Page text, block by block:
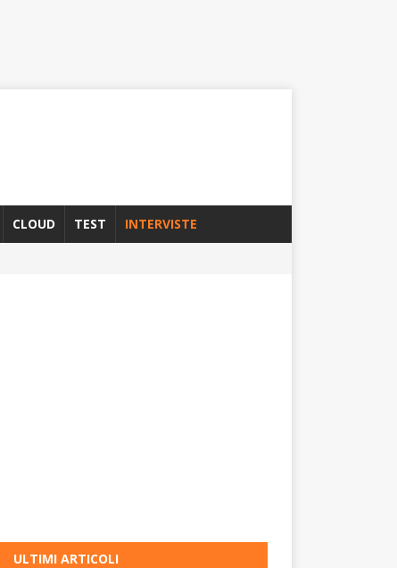
CLOUD TEST INTERVISTE
ULTIMI ARTICOLI